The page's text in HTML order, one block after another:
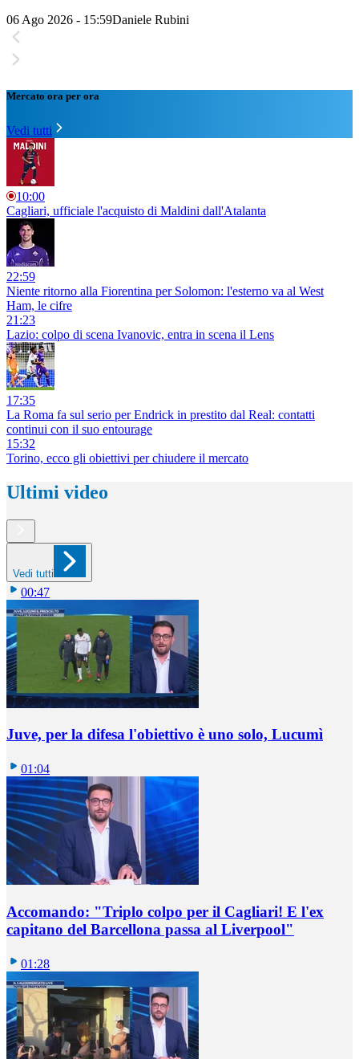
06 Ago 2026 - 15:59Daniele Rubini
Mercato ora per ora
Vedi tutti
10:00
Cagliari, ufficiale l'acquisto di Maldini dall'Atalanta
22:59
Niente ritorno alla Fiorentina per Solomon: l'esterno va al West
Ham, le cifre
21:23
Lazio: colpo di scena Ivanovic, entra in scena il Lens
17:35
La Roma fa sul serio per Endrick in prestito dal Real: contatti
continui con il suo entourage
15:32
Torino, ecco gli obiettivi per chiudere il mercato
Ultimi video
Vedi tutti
00:47
Juve, per la difesa l'obiettivo è uno solo, Lucumì
01:04
Accomando: "Triplo colpo per il Cagliari! E l'ex
capitano del Barcellona passa al Liverpool"
01:28